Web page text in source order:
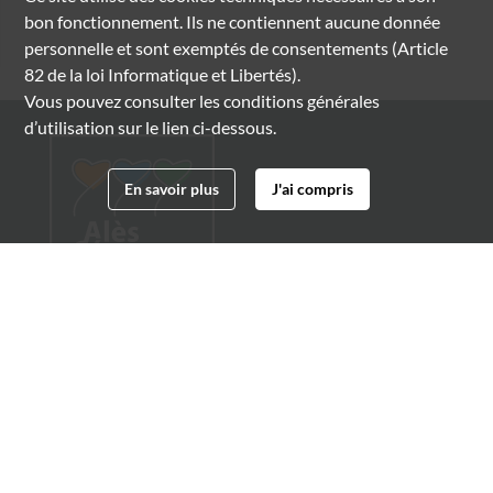
bon fonctionnement. Ils ne contiennent aucune donnée
personnelle et sont exemptés de consentements (Article
82 de la loi Informatique et Libertés).
Vous pouvez consulter les conditions générales
d’utilisation sur le lien ci-dessous.
En savoir plus J'ai compris